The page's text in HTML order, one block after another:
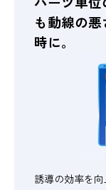
も動線の悪
時に。
誘導の効率を